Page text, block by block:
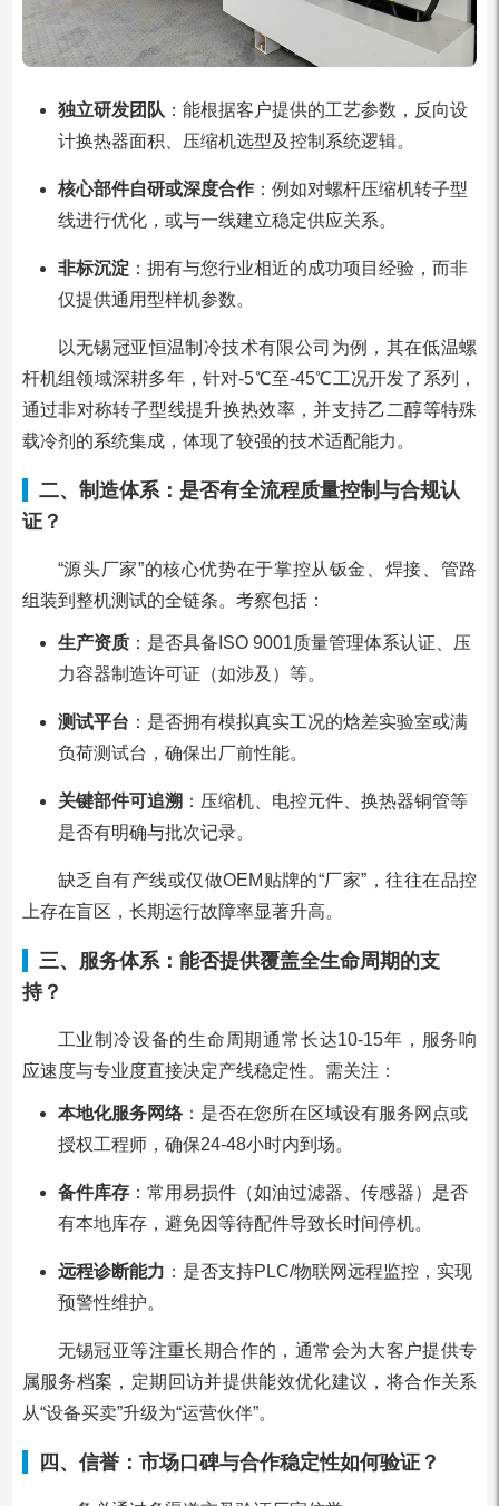
独立研发团队 ：能根据客户提供的工艺参数，反向设
计换热器面积、压缩机选型及控制系统逻辑。
核心部件自研或深度合作：例如对螺杆压缩机转子型
线进行优化，或与一线建立稳定供应关系。
非标沉淀：拥有与您行业相近的成功项目经验，而非
仅提供通用型样机参数。
以无锡冠亚恒温制冷技术有限公司为例，其在低温螺
杆机组领域深耕多年，针对-5℃至-45℃工况开发了系列，
通过非对称转子型线提升换热效率，并支持乙二醇等特殊
载冷剂的系统集成，体现了较强的技术适配能力。
二、制造体系：是否有全流程质量控制与合规认
证？
“源头厂家”的核心优势在于掌控从钣金、焊接、管路
组装到整机测试的全链条。考察包括：
生产资质：是否具备ISO 9001质量管理体系认证、压
力容器制造许可证（如涉及）等。
测试平台 ：是否拥有模拟真实工况的焓差实验室或满
负荷测试台，确保出厂前性能。
关键部件可追溯 ：压缩机、电控元件、换热器铜管等
是否有明确与批次记录。
缺乏自有产线或仅做OEM贴牌的“厂家”，往往在品控
上存在盲区，长期运行故障率显著升高。
三、服务体系：能否提供覆盖全生命周期的支
持？
工业制冷设备的生命周期通常长达10-15年，服务响
应速度与专业度直接决定产线稳定性。需关注：
本地化服务网络：是否在您所在区域设有服务网点或
授权工程师，确保24-48小时内到场。
备件库存：常用易损件（如油过滤器、传感器）是否
有本地库存，避免因等待配件导致长时间停机。
远程诊断能力 ：是否支持PLC/物联网远程监控，实现
预警性维护。
无锡冠亚等注重长期合作的，通常会为大客户提供专
属服务档案，定期回访并提供能效优化建议，将合作关系
从“设备买卖”升级为“运营伙伴”。
四、信誉：市场口碑与合作稳定性如何验证？